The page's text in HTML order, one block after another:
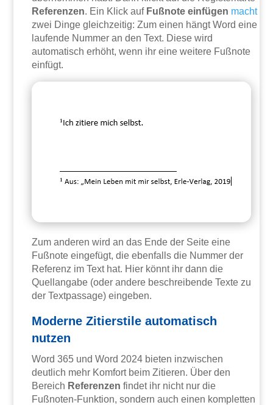
Referenzen. Ein Klick auf Fußnote einfügen macht
zwei Dinge gleichzeitig: Zum einen hängt Word eine
laufende Nummer an den Text. Diese wird
automatisch erhöht, wenn ihr eine weitere Fußnote
einfügt.
Zum anderen wird an das Ende der Seite eine
Fußnote eingefügt, die ebenfalls die Nummer der
Referenz im Text hat. Hier könnt ihr dann die
Quellangabe (oder andere beschreibende Texte zu
der Textpassage) eingeben.
Moderne Zitierstile automatisch
nutzen
Word 365 und Word 2024 bieten inzwischen
deutlich mehr Komfort beim Zitieren. Über den
Bereich Referenzen findet ihr nicht nur die
Fußnoten-Funktion, sondern auch einen kompletten